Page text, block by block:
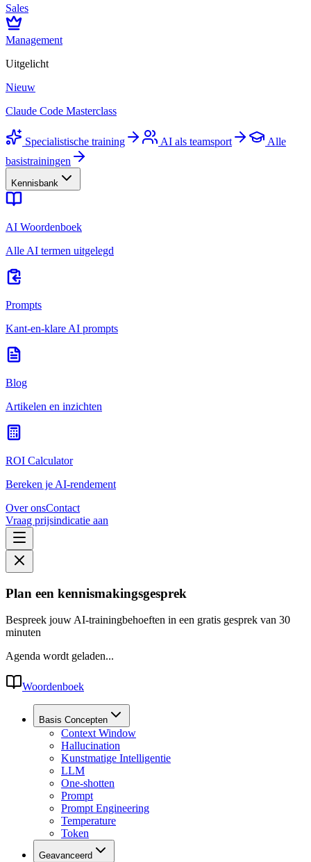
Sales
Management
Uitgelicht
Nieuw
Claude Code Masterclass
Specialistische training AI als teamsport
Alle
basistrainingen
Kennisbank
AI Woordenboek
Alle AI termen uitgelegd
Prompts
Kant-en-klare AI prompts
Blog
Artikelen en inzichten
ROI Calculator
Bereken je AI-rendement
Over onsContact
Vraag prijsindicatie aan
Plan een kennismakingsgesprek
Bespreek jouw AI-trainingbehoeften in een gratis gesprek van 30
minuten
Agenda wordt geladen...
Woordenboek
Basis Concepten
Context Window
Hallucination
Kunstmatige Intelligentie
LLM
One-shotten
Prompt
Prompt Engineering
Temperature
Token
Geavanceerd